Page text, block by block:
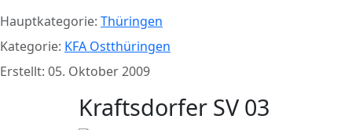
Hauptkategorie: Thüringen
Kategorie: KFA Ostthüringen
Erstellt: 05. Oktober 2009
Kraftsdorfer SV 03